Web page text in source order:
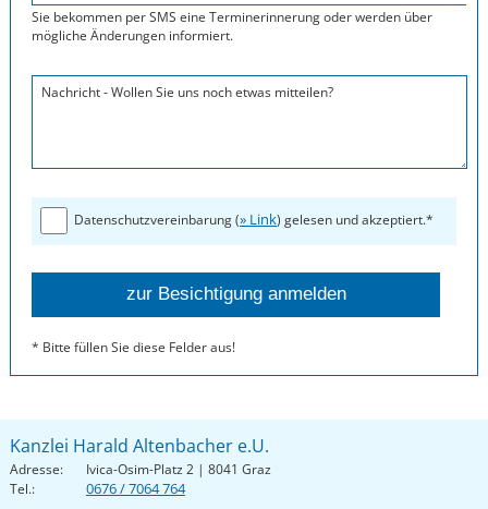
Sie bekommen per SMS eine Terminerinnerung oder werden über
mögliche Änderungen informiert.
Nachricht - Wollen Sie uns noch etwas mitteilen?
Datenschutzvereinbarung (» Link) gelesen und akzeptiert.*
* Bitte füllen Sie diese Felder aus!
Kanzlei Harald Altenbacher e.U.
Adresse:
Ivica-Osim-Platz 2 | 8041 Graz
Tel.:
0676 / 7064 764